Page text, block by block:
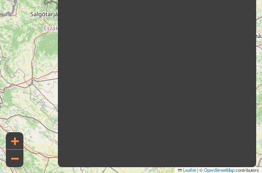
Leaflet|©OpenStreetMapcontributors